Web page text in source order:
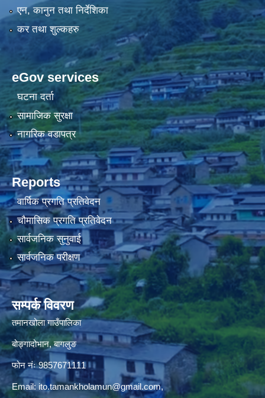
एन, कानुन तथा निर्देशिका
कर तथा शुल्कहरु
eGov services
घटना दर्ता
सामाजिक सुरक्षा
नागरिक वडापत्र
Reports
वार्षिक प्रगति प्रतिवेदन
चौमासिक प्रगति प्रतिवेदन
सार्वजनिक सुनुवाई
सार्वजनिक परीक्षण
सम्पर्क विवरण
तमानखोला गाउँपालिका
बोङ्गादोभान, बागलुङ
फोन नंः 9857671111
Email: ito.tamankholamun@gmail.com,